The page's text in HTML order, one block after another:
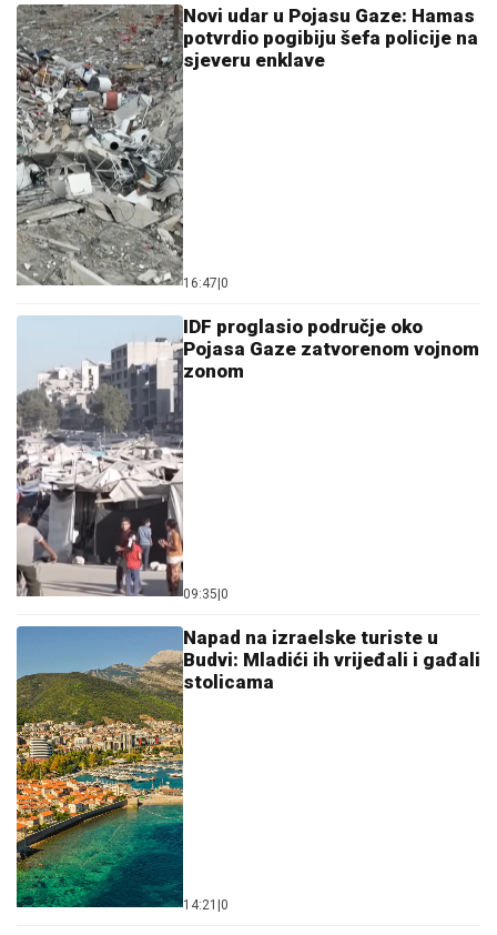
Novi udar u Pojasu Gaze: Hamas
potvrdio pogibiju šefa policije na
sjeveru enklave
16:47 0
IDF proglasio područje oko
Pojasa Gaze zatvorenom vojnom
zonom
09:35 0
Napad na izraelske turiste u
Budvi: Mladići ih vrijeđali i gađali
stolicama
14:21 0